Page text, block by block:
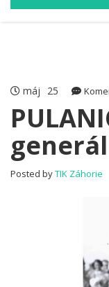
máj 25
generál
Posted byTIK Záhorie